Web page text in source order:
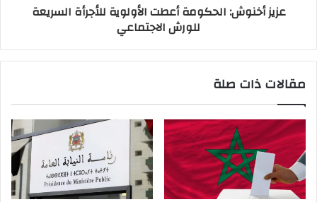
عزيز أخنوش: الحكومة أعطت الأولوية للأجرأة السريعة
للورش الاجتماعي
مقالات ذات صلة